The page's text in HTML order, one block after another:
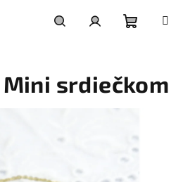
košík
srdiečkom